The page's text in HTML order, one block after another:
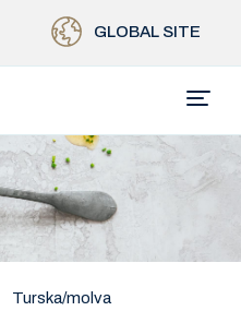
GLOBAL SITE
Turska/molva